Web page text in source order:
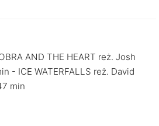
AND THE HEART reż. Josh
- ICE WATERFALLS reż. David
min